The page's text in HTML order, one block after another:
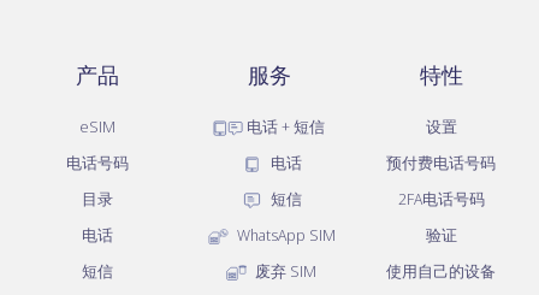
产品
eSIM
电话号码
目录
电话
短信
服务
电话 + 短信
电话
短信
WhatsApp SIM
废弃 SIM
特性
设置
预付费电话号码
2FA电话号码
验证
使用自己的设备